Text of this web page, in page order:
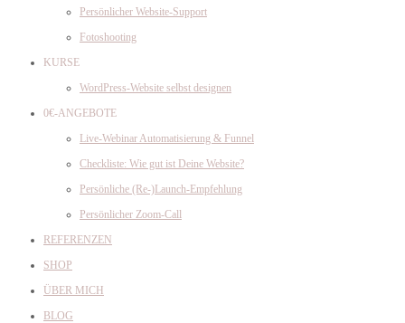
Persönlicher Website-Support
Fotoshooting
KURSE
WordPress-Website selbst designen
0€-ANGEBOTE
Live-Webinar Automatisierung & Funnel
Checkliste: Wie gut ist Deine Website?
Persönliche (Re-)Launch-Empfehlung
Persönlicher Zoom-Call
REFERENZEN
SHOP
ÜBER MICH
BLOG